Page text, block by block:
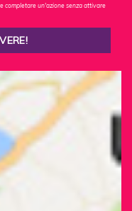
completare un'azione senza attivare